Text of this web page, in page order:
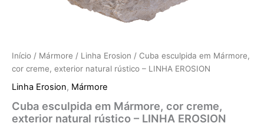
Início / Mármore / Linha Erosion / Cuba esculpida em Mármore,
cor creme, exterior natural rústico – LINHA EROSION
Linha Erosion, Mármore
Cuba esculpida em Mármore, cor creme,
exterior natural rústico – LINHA EROSION